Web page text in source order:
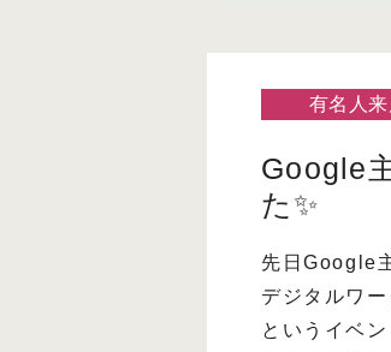
有名人
Google
た✨
先日Google
デジタルワ
というイベン